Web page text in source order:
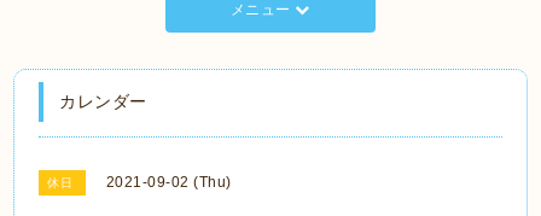
メニュー
カレンダー
休日 2021-09-02 (Thu)